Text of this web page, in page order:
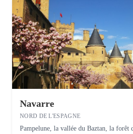
Navarre
NORD DE L'ESPAGNE
Pampelune, la vallée du Baztan, la forêt